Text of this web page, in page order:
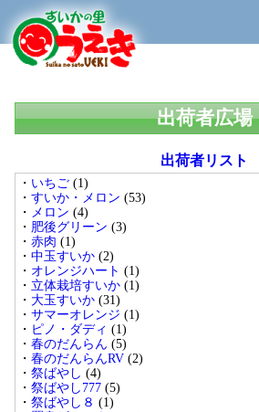
出荷者広場
出荷者リスト
いちご (1)
すいか・メロン (53)
メロン (4)
肥後グリーン (3)
赤肉 (1)
中玉すいか (2)
オレンジハート (1)
立体栽培すいか (1)
大玉すいか (31)
サマーオレンジ (1)
ピノ・ダディ (1)
春のだんらん (5)
春のだんらんRV (2)
祭ばやし (4)
祭ばやし777 (5)
祭ばやし８ (1)